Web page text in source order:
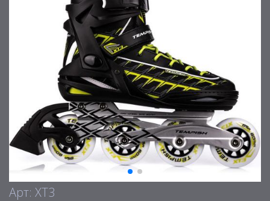
Арт: XT3